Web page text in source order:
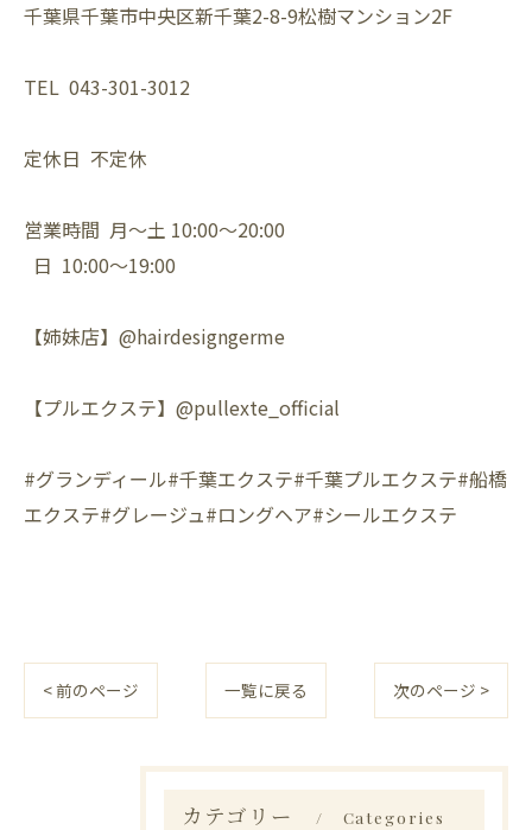
千葉県千葉市中央区新千葉2-8-9松樹マンション2F
TEL 043-301-3012
定休日 不定休
営業時間 月〜土 10:00〜20:00
日 10:00〜19:00
【姉妹店】@hairdesigngerme
【プルエクステ】@pullexte_official
#グランディール#千葉エクステ#千葉プルエクステ#船橋
エクステ#グレージュ#ロングヘア#シールエクステ
< 前のページ 一覧に戻る 次のページ >
カテゴリー Categories